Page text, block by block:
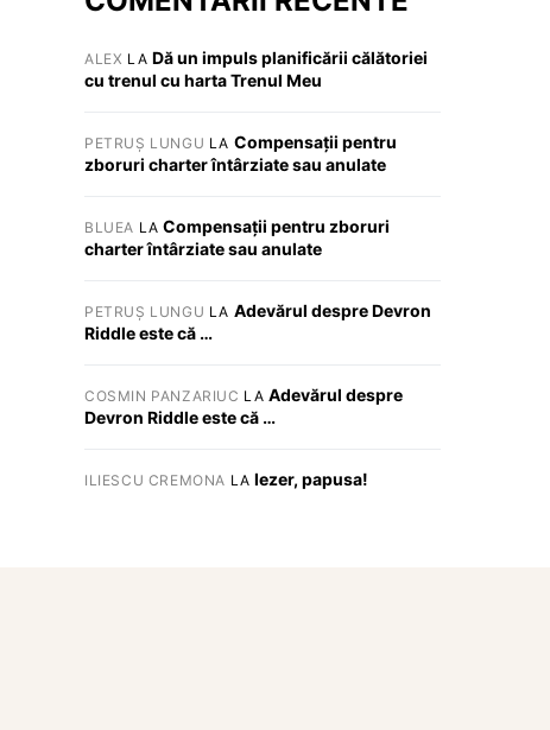
ALEX LA Dă un impuls planificării călătoriei
cu trenul cu harta Trenul Meu
PETRUȘ LUNGU LA Compensații pentru
zboruri charter întârziate sau anulate
BLUEA LACompensații pentru zboruri
charter întârziate sau anulate
PETRUȘ LUNGU LA Adevărul despre Devron
Riddle este că …
COSMIN PANZARIUC LA Adevărul despre
Devron Riddle este că …
ILIESCU CREMONA LA Iezer, papusa!